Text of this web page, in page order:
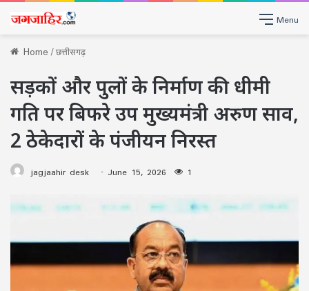
Menu
Home/छत्तीसगढ़
सड़कों और पुलों के निर्माण की धीमी
गति पर बिफरे उप मुख्यमंत्री अरुण साव,
2 ठेकेदारों के पंजीयन निरस्त
jagjaahir desk June 15, 2026 1